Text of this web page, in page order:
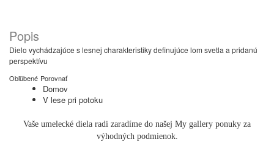
Popis
Dielo vychádzajúce s lesnej charakteristiky definujúce lom svetla a pridanú
perspektívu
Obľúbené Porovnať
Domov
V lese pri potoku
Vaše umelecké diela radi zaradíme do našej My gallery ponuky za
výhodných podmienok.